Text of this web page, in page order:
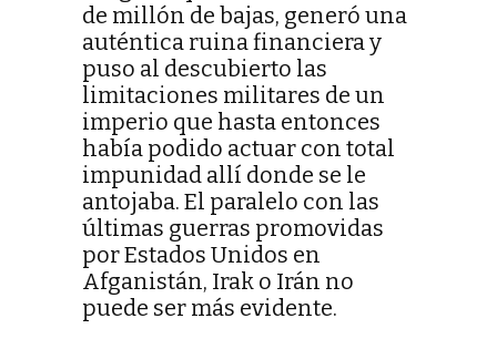
de millón de bajas, generó una
auténtica ruina financiera y
puso al descubierto las
limitaciones militares de un
imperio que hasta entonces
había podido actuar con total
impunidad allí donde se le
antojaba. El paralelo con las
últimas guerras promovidas
por Estados Unidos en
Afganistán, Irak o Irán no
puede ser más evidente.